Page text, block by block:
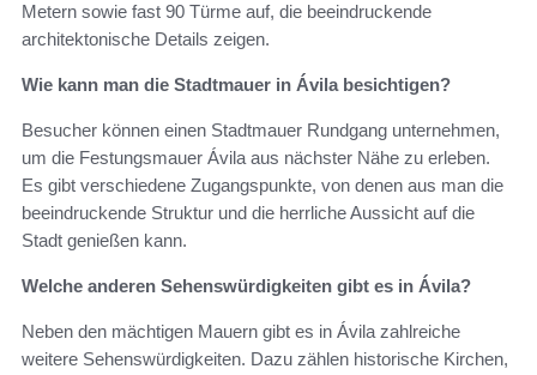
Metern sowie fast 90 Türme auf, die beeindruckende
architektonische Details zeigen.
Wie kann man die Stadtmauer in Ávila besichtigen?
Besucher können einen Stadtmauer Rundgang unternehmen,
um die Festungsmauer Ávila aus nächster Nähe zu erleben.
Es gibt verschiedene Zugangspunkte, von denen aus man die
beeindruckende Struktur und die herrliche Aussicht auf die
Stadt genießen kann.
Welche anderen Sehenswürdigkeiten gibt es in Ávila?
Neben den mächtigen Mauern gibt es in Ávila zahlreiche
weitere Sehenswürdigkeiten. Dazu zählen historische Kirchen,